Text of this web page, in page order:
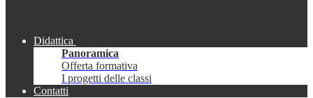
Didattica
Panoramica
Offerta formativa
I progetti delle classi
Contatti